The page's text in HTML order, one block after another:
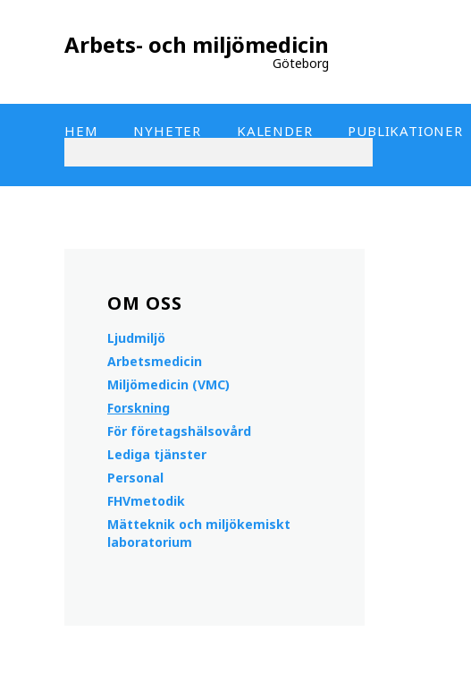
Arbets- och miljömedicin
Göteborg
HEM NYHETER KALENDER PUBLIKATIONER
OM OSS
Ljudmiljö
Arbetsmedicin
Miljömedicin (VMC)
Forskning
För företagshälsovård
Lediga tjänster
Personal
FHVmetodik
Mätteknik och miljökemiskt
laboratorium